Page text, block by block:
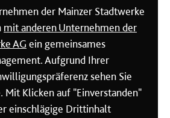
der Mainzer Stadtwerke
mit anderen Unternehmen der
AG ein gemeinsames
Aufgrund Ihrer
sehen Sie
Mit Klicken auf "Einverstanden"
einschlägige Drittinhalt